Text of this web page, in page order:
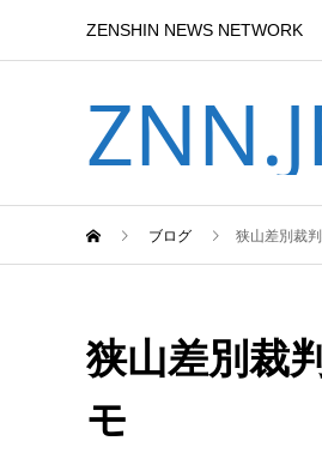
ZENSHIN NEWS NETWORK
ブログ 狭山差別裁
狭山差別裁
モ